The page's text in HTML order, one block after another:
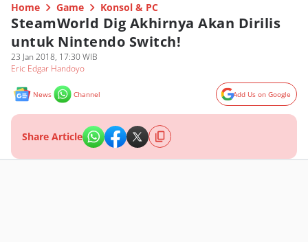
Home Game Konsol & PC
SteamWorld Dig Akhirnya Akan Dirilis
untuk Nintendo Switch!
23 Jan 2018, 17:30 WIB
Eric Edgar Handoyo
News Channel Add Us on Google
Share Article